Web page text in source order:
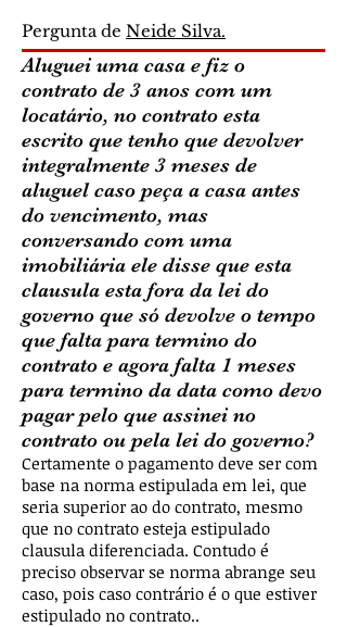
Pergunta de Neide Silva.
Aluguei uma casa e fiz o
contrato de 3 anos com um
locatário, no contrato esta
escrito que tenho que devolver
integralmente 3 meses de
aluguel caso peça a casa antes
do vencimento, mas
conversando com uma
imobiliária ele disse que esta
clausula esta fora da lei do
governo que só devolve o tempo
que falta para termino do
contrato e agora falta 1 meses
para termino da data como devo
pagar pelo que assinei no
contrato ou pela lei do governo?
Certamente o pagamento deve ser com
base na norma estipulada em lei, que
seria superior ao do contrato, mesmo
que no contrato esteja estipulado
clausula diferenciada. Contudo é
preciso observar se norma abrange seu
caso, pois caso contrário é o que estiver
estipulado no contrato..